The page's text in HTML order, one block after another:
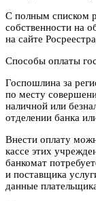
С полным списком
собственности на
на сайте
Способы оплаты
Госпошлина за
по месту
наличной или
отделении банка
Внести оплату
кассе этих
банкомат
и поставщика
данные